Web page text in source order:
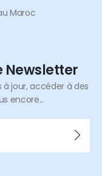
Maroc
Newsletter
jour, accéder à des
encore...